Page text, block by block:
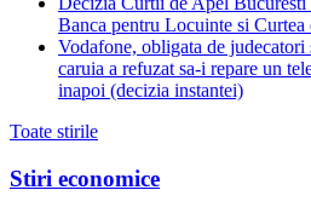
Banca pentru Locuinte si Curtea
Vodafone, obligata de judecatori
caruia a refuzat sa-i repare un
inapoi (decizia instantei)
Toate stirile
Stiri economice